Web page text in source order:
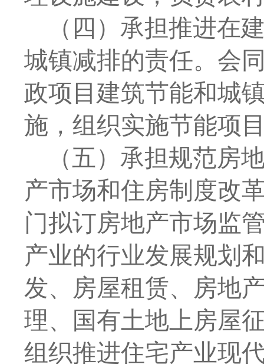
（四）承担推进在
城镇减排的责任。会
政项目建筑节能和城
施，组织实施节能项
（五）承担规范房
产市场和住房制度改
门拟订房地产市场监
产业的行业发展规划
发、房屋租赁、房地
理、国有土地上房屋
组织推进住宅产业现